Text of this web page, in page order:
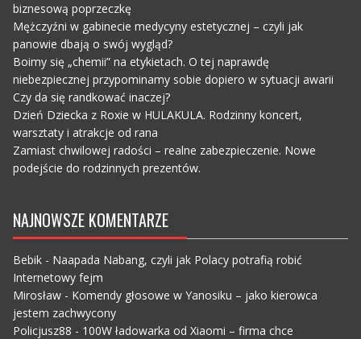
biznesową poprzeczkę
Mężczyźni w gabinecie medycyny estetycznej – czyli jak
panowie dbają o swój wygląd?
Boimy się „chemii” na etykietach. O tej naprawdę
niebezpiecznej przypominamy sobie dopiero w sytuacji awarii
Czy da się randkować inaczej?
Dzień Dziecka z Roxie w HULAKULA. Rodzinny koncert,
warsztaty i atrakcje od rana
Zamiast chwilowej radości – realne zabezpieczenie. Nowe
podejście do rodzinnych prezentów.
NAJNOWSZE KOMENTARZE
Bebik- Naapada Nabang, czyli jak Polacy potrafią robić
Internetowy fejm
Mirosław- Komendy głosowe w Yanosiku – jako kierowca
jestem zachwycony
Policjusz88 - 100W ładowarka od Xiaomi – firma chce